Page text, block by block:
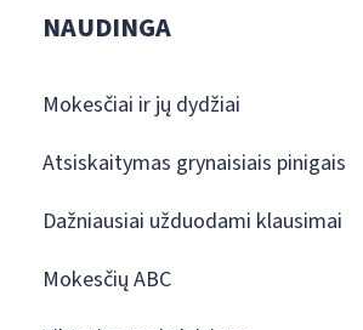
NAUDINGA
Mokesčiai ir jų dydžiai
Atsiskaitymas grynaisiais pinigais
Dažniausiai užduodami klausimai
Mokesčių ABC